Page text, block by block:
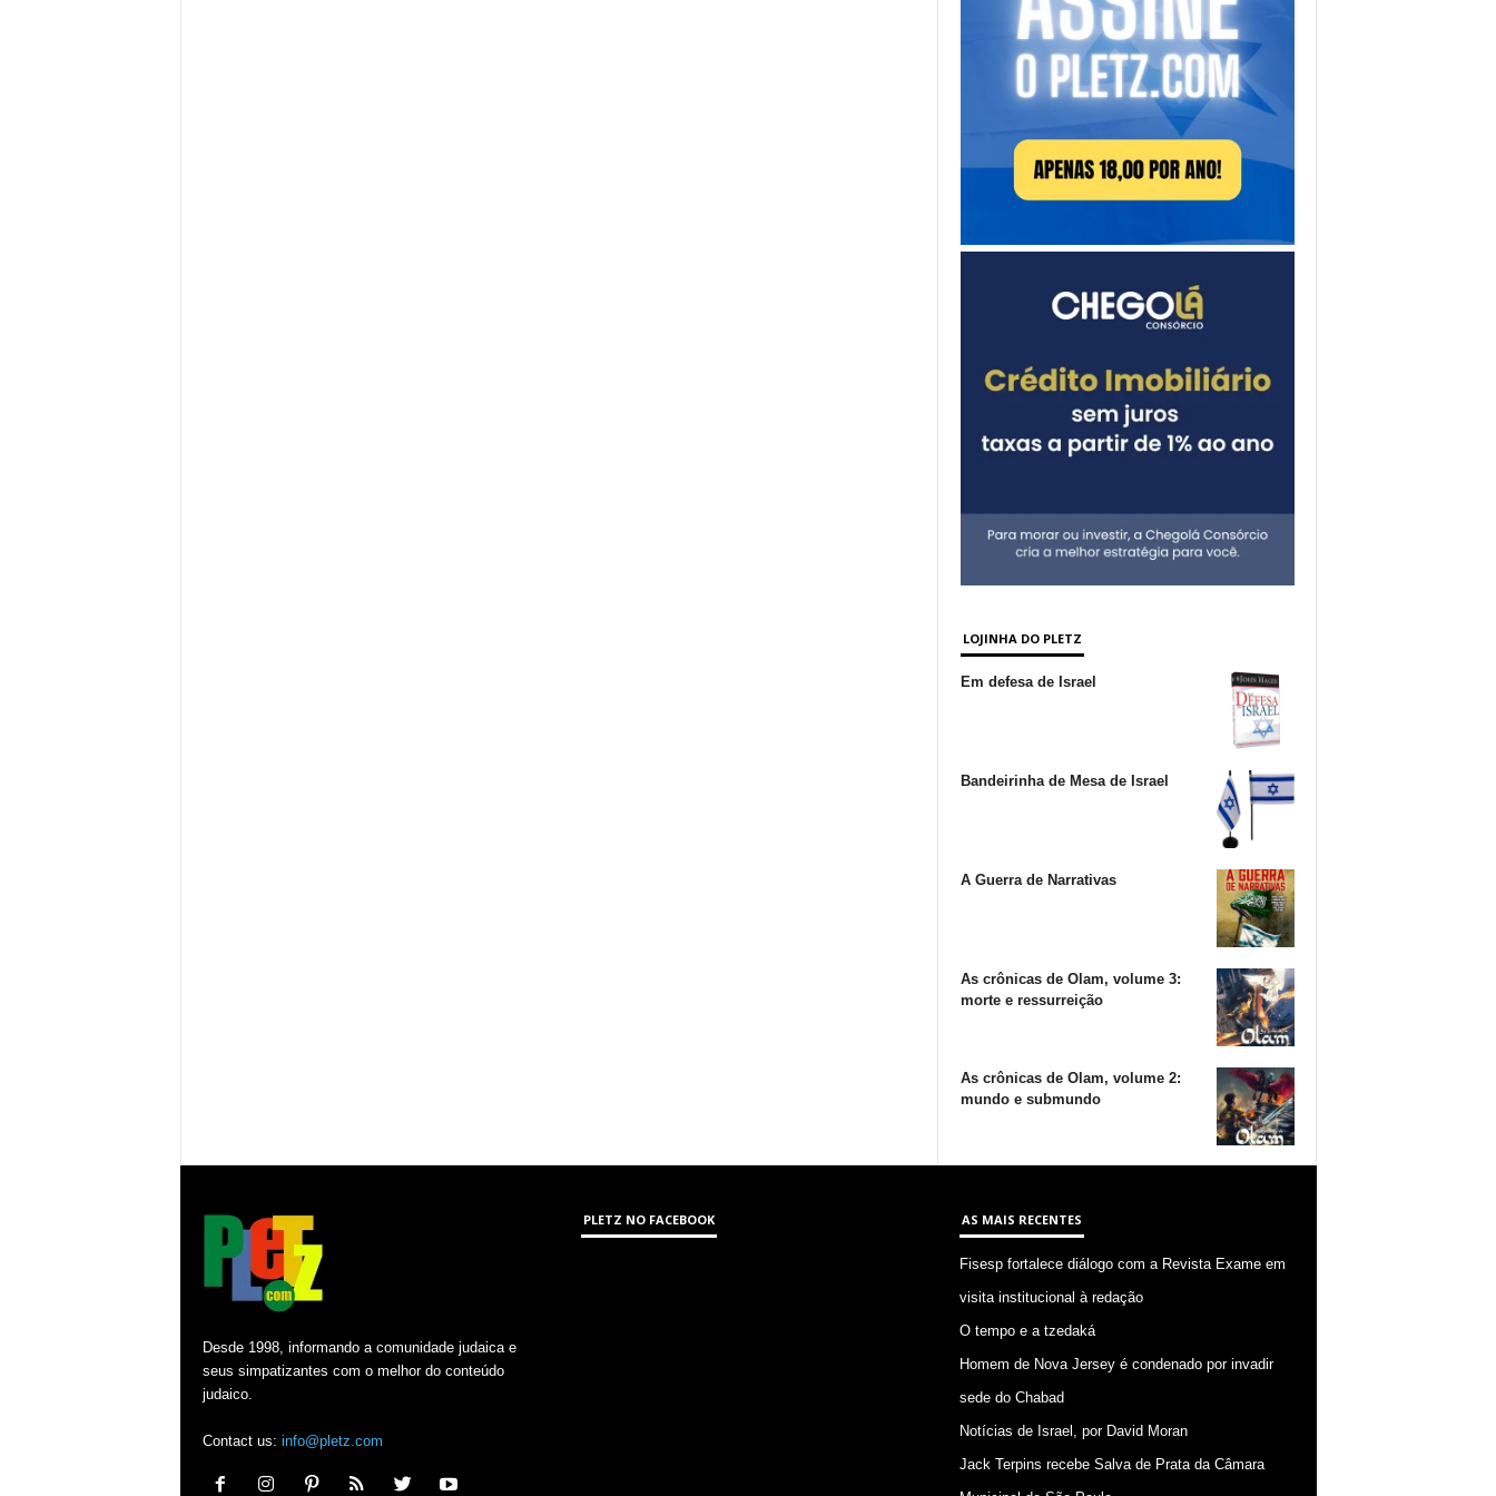
LOJINHA DO PLETZ
Em defesa de Israel
Bandeirinha de Mesa de Israel
A Guerra de Narrativas
As crônicas de Olam, volume 3:
morte e ressurreição
As crônicas de Olam, volume 2:
mundo e submundo
Desde 1998, informando a comunidade judaica e
seus simpatizantes com o melhor do conteúdo
judaico.
Contact us: info@pletz.com
PLETZ NO FACEBOOK AS MAIS RECENTES
Fisesp fortalece diálogo com a Revista Exame em
visita institucional à redação
O tempo e a tzedaká
Homem de Nova Jersey é condenado por invadir
sede do Chabad
Notícias de Israel, por David Moran
Jack Terpins recebe Salva de Prata da Câmara